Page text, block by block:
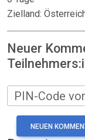
Zielland:
Neuer